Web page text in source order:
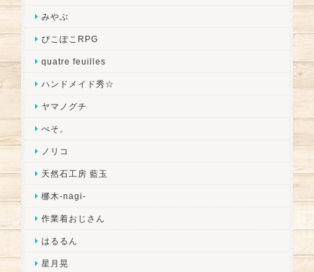
みやぶ
ぴこぽこRPG
quatre feuilles
ハンドメイド秀☆
ヤマノグチ
ぺそ。
ノリコ
天然石工房 藍玉
梛木-nagi-
作業着おじさん
はるるん
星月晃